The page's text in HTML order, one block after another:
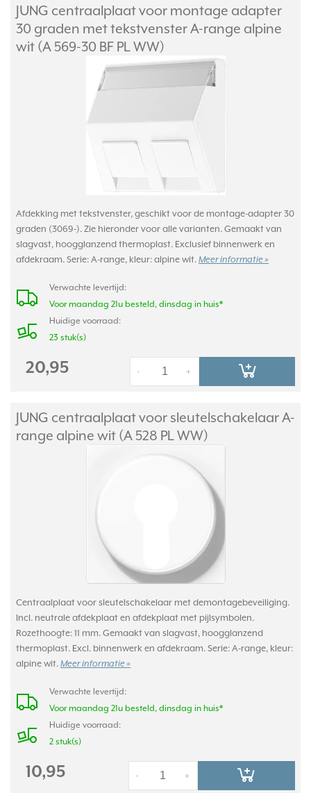
JUNG centraalplaat voor montage adapter
30 graden met tekstvenster A-range alpine
wit (A 569-30 BF PL WW)
Afdekking met tekstvenster, geschikt voor de montage-adapter 30
graden (3069-). Zie hieronder voor alle varianten. Gemaakt van
slagvast, hoogglanzend thermoplast. Exclusief binnenwerk en
afdekraam. Serie: A-range, kleur: alpine wit. Meer informatie »
Verwachte levertijd:
Voor maandag 21u besteld, dinsdag in huis*
Huidige voorraad:
23 stuk(s)
20,95 +
-
JUNG centraalplaat voor sleutelschakelaar A-
range alpine wit (A 528 PL WW)
Centraalplaat voor sleutelschakelaar met demontagebeveiliging.
Incl. neutrale afdekplaat en afdekplaat met pijlsymbolen.
Rozethoogte: 11 mm. Gemaakt van slagvast, hoogglanzend
thermoplast. Excl. binnenwerk en afdekraam. Serie: A-range, kleur:
alpine wit. Meer informatie »
Verwachte levertijd:
Voor maandag 21u besteld, dinsdag in huis*
Huidige voorraad:
2 stuk(s)
10,95 +
-